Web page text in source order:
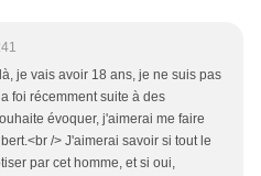
je vais avoir 18 ans, je ne suis pas
foi récemment suite à des
évoquer, j'aimerai me faire
/> J'aimerai savoir si tout le
par cet homme, et si oui,